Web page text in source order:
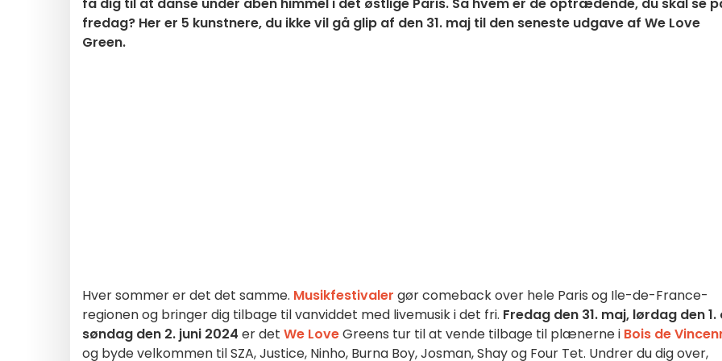
fredag? Her er 5 kunstnere, du ikke vil gå glip af den 31. maj til den seneste udgave af We Love
Green.
Hver sommer er det det samme. Musikfestivaler gør comeback over hele Paris og Ile-de-France-
regionen og bringer dig tilbage til vanviddet med livemusik i det fri. Fredag den 31. maj, lørdag den 1.
søndag den 2. juni 2024 er det We LoveGreens tur til at vende tilbage til plænerne i Bois de
og byde velkommen til SZA, Justice, Ninho, Burna Boy, Josman, Shay og Four Tet. Undrer du dig over,